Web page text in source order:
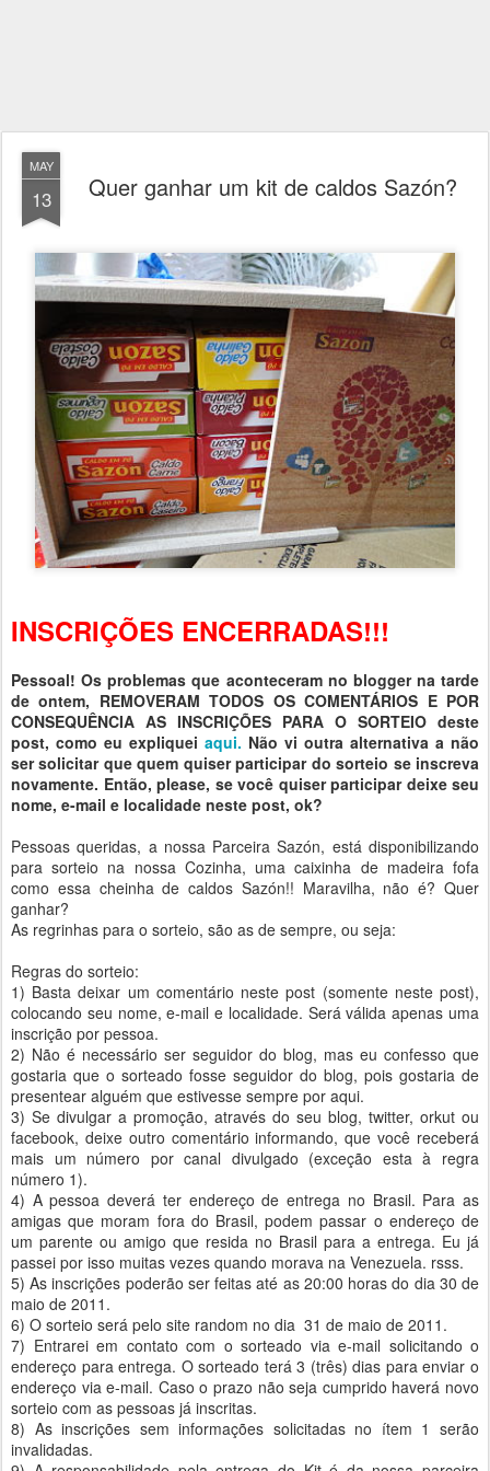
MAY
13 Quer ganhar um kit de caldos Sazón?
INSCRIÇÕES ENCERRADAS!!!
Pessoal! Os problemas que aconteceram no blogger na tarde
de ontem, REMOVERAM TODOS OS COMENTÁRIOS E POR
CONSEQUÊNCIA AS INSCRIÇÕES PARA O SORTEIO deste
post, como eu expliquei aqui. Não vi outra alternativa a não
ser solicitar que quem quiser participar do sorteio se inscreva
novamente. Então, please, se você quiser participar deixe seu
nome, e-mail e localidade neste post, ok?
Pessoas queridas, a nossa Parceira Sazón, está disponibilizando
para sorteio na nossa Cozinha, uma caixinha de madeira fofa
como essa cheinha de caldos Sazón!! Maravilha, não é? Quer
ganhar?
As regrinhas para o sorteio, são as de sempre, ou seja:
Regras do sorteio:
1) Basta deixar um comentário neste post (somente neste post),
colocando seu nome, e-mail e localidade. Será válida apenas uma
inscrição por pessoa.
2) Não é necessário ser seguidor do blog, mas eu confesso que
gostaria que o sorteado fosse seguidor do blog, pois gostaria de
presentear alguém que estivesse sempre por aqui.
3) Se divulgar a promoção, através do seu blog, twitter, orkut ou
facebook, deixe outro comentário informando, que você receberá
mais um número por canal divulgado (exceção esta à regra
número 1).
4) A pessoa deverá ter endereço de entrega no Brasil. Para as
amigas que moram fora do Brasil, podem passar o endereço de
um parente ou amigo que resida no Brasil para a entrega. Eu já
passei por isso muitas vezes quando morava na Venezuela. rsss.
5) As inscrições poderão ser feitas até as 20:00 horas do dia 30 de
maio de 2011.
6) O sorteio será pelo site random no dia 31 de maio de 2011.
7) Entrarei em contato com o sorteado via e-mail solicitando o
endereço para entrega. O sorteado terá 3 (três) dias para enviar o
endereço via e-mail. Caso o prazo não seja cumprido haverá novo
sorteio com as pessoas já inscritas.
8) As inscrições sem informações solicitadas no ítem 1 serão
invalidadas.